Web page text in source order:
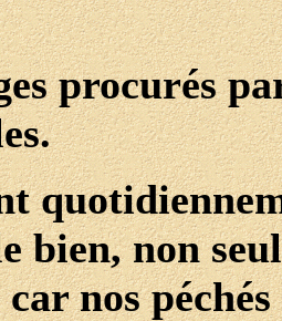
procurés
bien, non
nos